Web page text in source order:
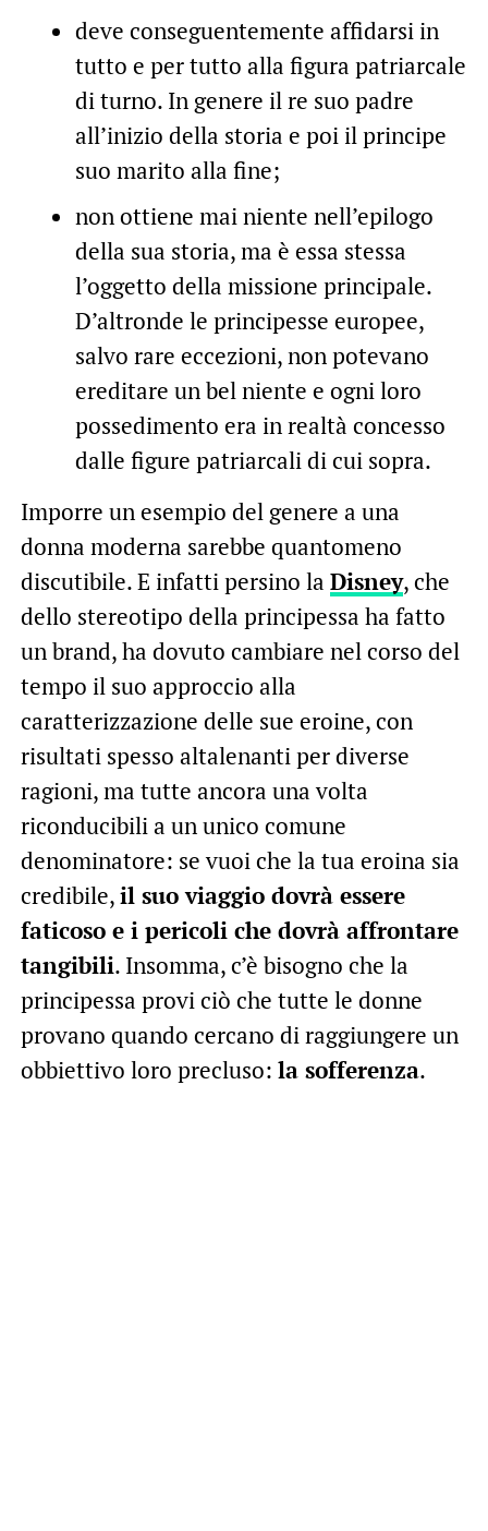
deve conseguentemente affidarsi in
tutto e per tutto alla figura patriarcale
di turno. In genere il re suo padre
all’inizio della storia e poi il principe
suo marito alla fine;
non ottiene mai niente nell’epilogo
della sua storia, ma è essa stessa
l’oggetto della missione principale.
D’altronde le principesse europee,
salvo rare eccezioni, non potevano
ereditare un bel niente e ogni loro
possedimento era in realtà concesso
dalle figure patriarcali di cui sopra.
Imporre un esempio del genere a una
donna moderna sarebbe quantomeno
discutibile. E infatti persino la Disney, che
dello stereotipo della principessa ha fatto
un brand, ha dovuto cambiare nel corso del
tempo il suo approccio alla
caratterizzazione delle sue eroine, con
risultati spesso altalenanti per diverse
ragioni, ma tutte ancora una volta
riconducibili a un unico comune
denominatore: se vuoi che la tua eroina sia
credibile,il suo viaggio dovrà essere
faticoso e i pericoli che dovrà affrontare
tangibili. Insomma, c’è bisogno che la
principessa provi ciò che tutte le donne
provano quando cercano di raggiungere un
obbiettivo loro precluso: la sofferenza.